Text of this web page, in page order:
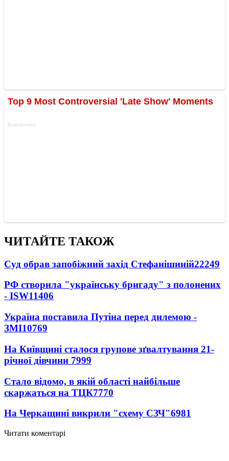
ЧИТАЙТЕ ТАКОЖ
Суд обрав запобіжний захід Стефанішиній22249
РФ створила "українську бригаду" з полонених
- ISW11406
Україна поставила Путіна перед дилемою -
ЗМІ10769
На Київщині сталося групове зґвалтування 21-
річної дівчини 7999
Стало відомо, в якій області найбільше
скаржаться на ТЦК7770
На Черкащині викрили "схему СЗЧ"6981
Читати коментарі